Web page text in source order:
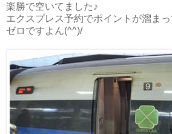
楽勝で空いてました♪
エクスプレス予約でポイントが溜ま
ゼロですよん(^^)/